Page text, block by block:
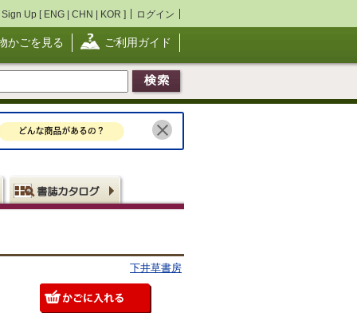
Sign Up [ ENG | CHN | KOR ] ログイン
かごを見る ご利用ガイド
下井草書房